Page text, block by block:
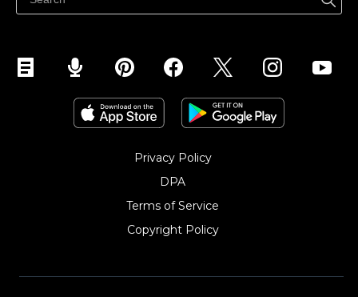
Privacy Policy
DPA
Terms of Service
Copyright Policy‎